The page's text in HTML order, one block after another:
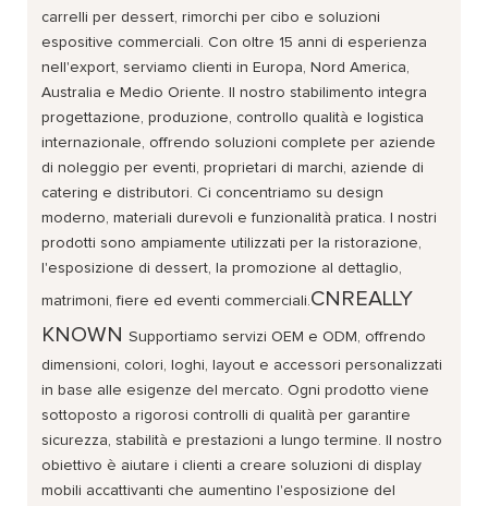
carrelli per dessert, rimorchi per cibo e soluzioni
espositive commerciali. Con oltre 15 anni di esperienza
nell'export, serviamo clienti in Europa, Nord America,
Australia e Medio Oriente. Il nostro stabilimento integra
progettazione, produzione, controllo qualità e logistica
internazionale, offrendo soluzioni complete per aziende
di noleggio per eventi, proprietari di marchi, aziende di
catering e distributori. Ci concentriamo su design
moderno, materiali durevoli e funzionalità pratica. I nostri
prodotti sono ampiamente utilizzati per la ristorazione,
l'esposizione di dessert, la promozione al dettaglio,
matrimoni, fiere ed eventi commerciali. CNREALLY
KNOWNSupportiamo servizi OEM e ODM, offrendo
dimensioni, colori, loghi, layout e accessori personalizzati
in base alle esigenze del mercato. Ogni prodotto viene
sottoposto a rigorosi controlli di qualità per garantire
sicurezza, stabilità e prestazioni a lungo termine. Il nostro
obiettivo è aiutare i clienti a creare soluzioni di display
mobili accattivanti che aumentino l'esposizione del